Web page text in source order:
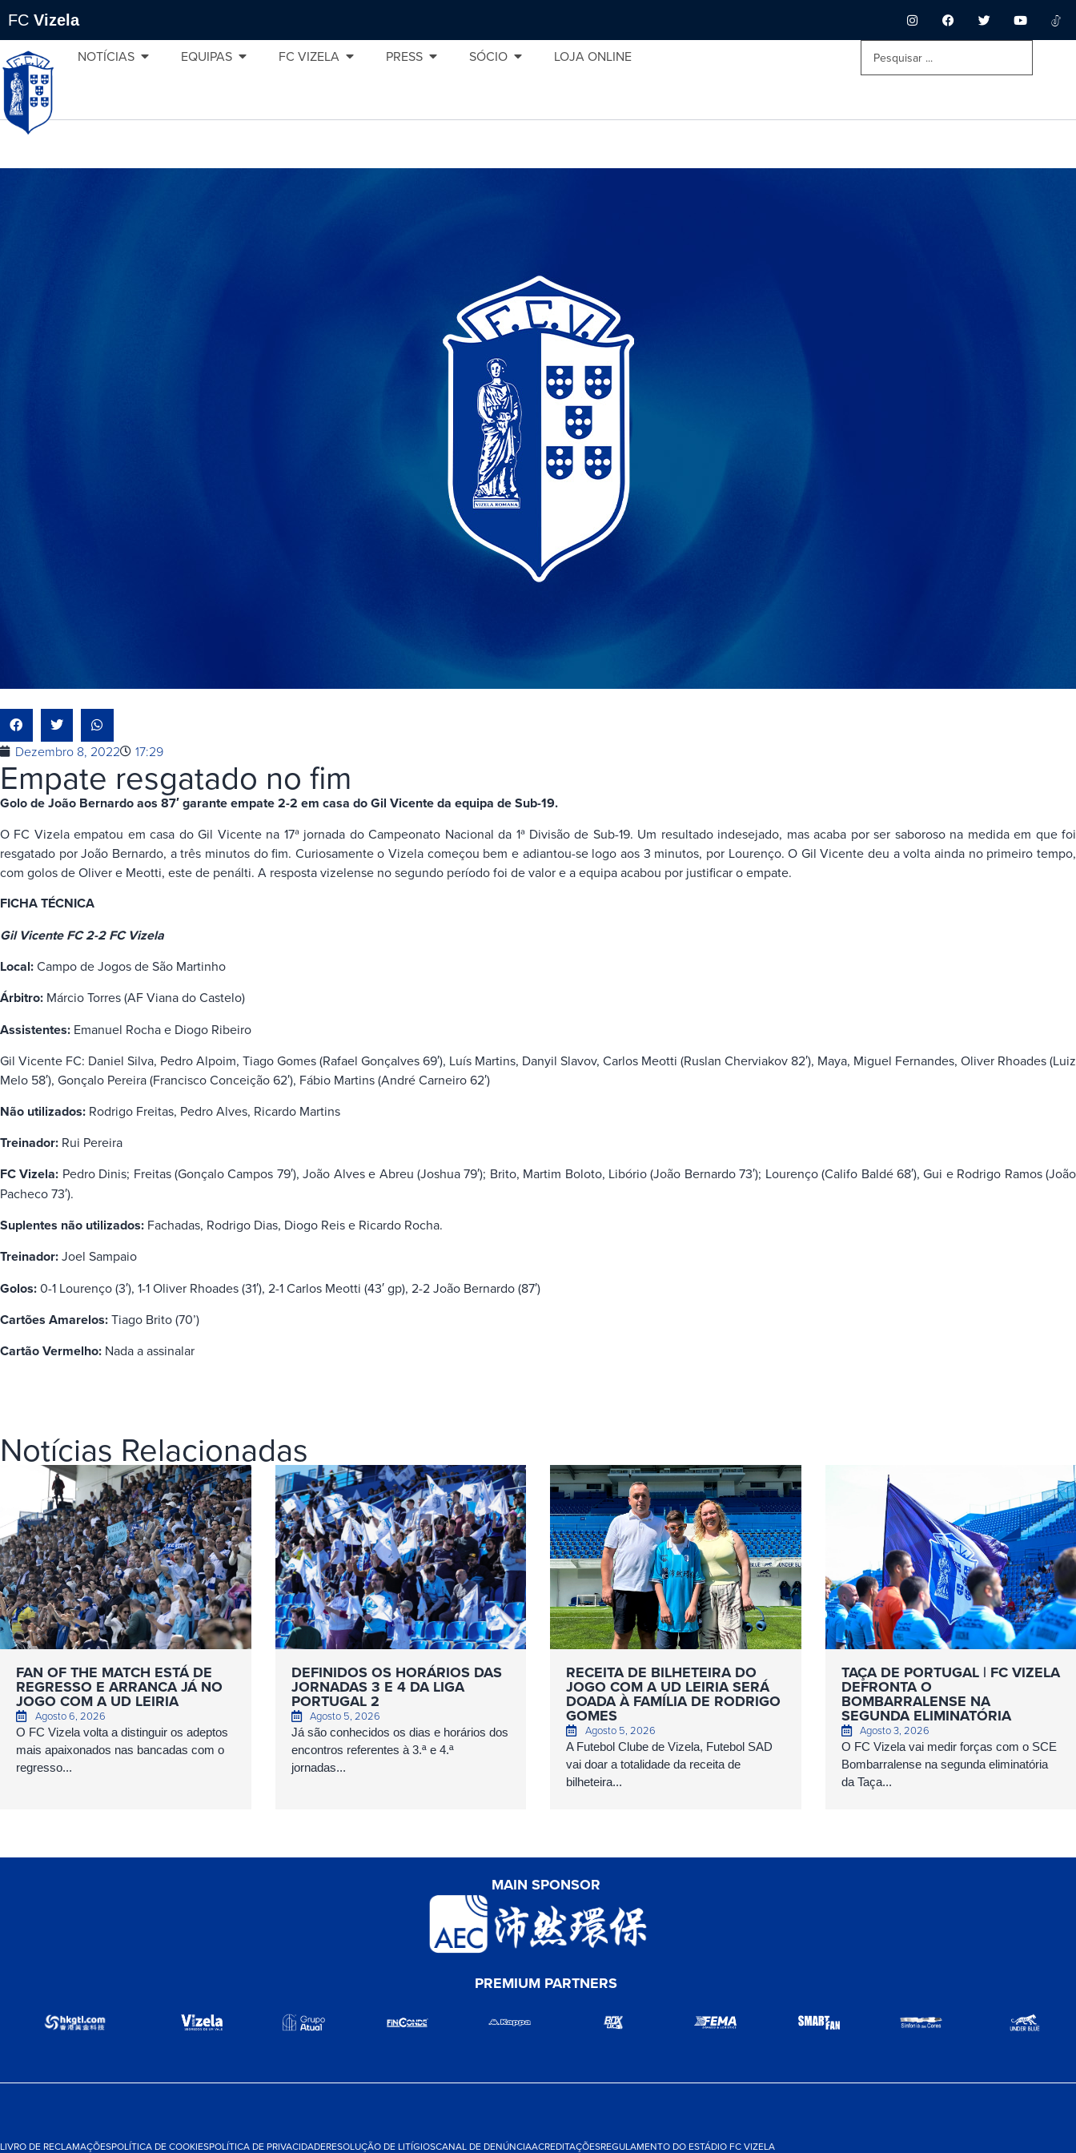
FC Vizela
NOTÍCIAS EQUIPAS FC VIZELA PRESS SÓCIO LOJA ONLINE
Dezembro 8, 2022 17:29
Empate resgatado no fim
Golo de João Bernardo aos 87′ garante empate 2-2 em casa do Gil Vicente da equipa de Sub-19.
O FC Vizela empatou em casa do Gil Vicente na 17ª jornada do Campeonato Nacional da 1ª Divisão de Sub-19. Um resultado indesejado, mas acaba por ser saboroso na medida em que foi
resgatado por João Bernardo, a três minutos do fim. Curiosamente o Vizela começou bem e adiantou-se logo aos 3 minutos, por Lourenço. O Gil Vicente deu a volta ainda no primeiro tempo,
com golos de Oliver e Meotti, este de penálti. A resposta vizelense no segundo período foi de valor e a equipa acabou por justificar o empate.
FICHA TÉCNICA
Gil Vicente FC 2-2 FC Vizela
Local:Campo de Jogos de São Martinho
Árbitro: Márcio Torres (AF Viana do Castelo)
Assistentes: Emanuel Rocha e Diogo Ribeiro
Gil Vicente FC: Daniel Silva, Pedro Alpoim, Tiago Gomes (Rafael Gonçalves 69′), Luís Martins, Danyil Slavov, Carlos Meotti (Ruslan Cherviakov 82′), Maya, Miguel Fernandes, Oliver Rhoades (Luiz
Melo 58′), Gonçalo Pereira (Francisco Conceição 62′), Fábio Martins (André Carneiro 62′)
Não utilizados: Rodrigo Freitas, Pedro Alves, Ricardo Martins
Treinador: Rui Pereira
FC Vizela: Pedro Dinis; Freitas (Gonçalo Campos 79′), João Alves e Abreu (Joshua 79′); Brito, Martim Boloto, Libório (João Bernardo 73′); Lourenço (Califo Baldé 68′), Gui e Rodrigo Ramos (João
Pacheco 73′).
Suplentes não utilizados: Fachadas, Rodrigo Dias, Diogo Reis e Ricardo Rocha.
Treinador:Joel Sampaio
Golos:0-1 Lourenço (3′), 1-1 Oliver Rhoades (31′), 2-1 Carlos Meotti (43′ gp), 2-2 João Bernardo (87′)
Cartões Amarelos:Tiago Brito (70’)
Cartão Vermelho: Nada a assinalar
Notícias Relacionadas
FAN OF THE MATCH ESTÁ DE
REGRESSO E ARRANCA JÁ NO
JOGO COM A UD LEIRIA
Agosto 6, 2026
O FC Vizela volta a distinguir os adeptos
mais apaixonados nas bancadas com o
regresso...
DEFINIDOS OS HORÁRIOS DAS
JORNADAS 3 E 4 DA LIGA
PORTUGAL 2
Agosto 5, 2026
Já são conhecidos os dias e horários dos
encontros referentes à 3.ª e 4.ª
jornadas...
RECEITA DE BILHETEIRA DO
JOGO COM A UD LEIRIA SERÁ
DOADA À FAMÍLIA DE RODRIGO
GOMES
Agosto 5, 2026
A Futebol Clube de Vizela, Futebol SAD
vai doar a totalidade da receita de
bilheteira...
TAÇA DE PORTUGAL | FC VIZELA
DEFRONTA O
BOMBARRALENSE NA
SEGUNDA ELIMINATÓRIA
Agosto 3, 2026
O FC Vizela vai medir forças com o SCE
Bombarralense na segunda eliminatória
da Taça...
MAIN SPONSOR
PREMIUM PARTNERS
LIVRO DE RECLAMAÇÕESPOLÍTICA DE COOKIESPOLÍTICA DE PRIVACIDADERESOLUÇÃO DE LITÍGIOSCANAL DE DENÚNCIAACREDITAÇÕESREGULAMENTO DO ESTÁDIO FC VIZELA